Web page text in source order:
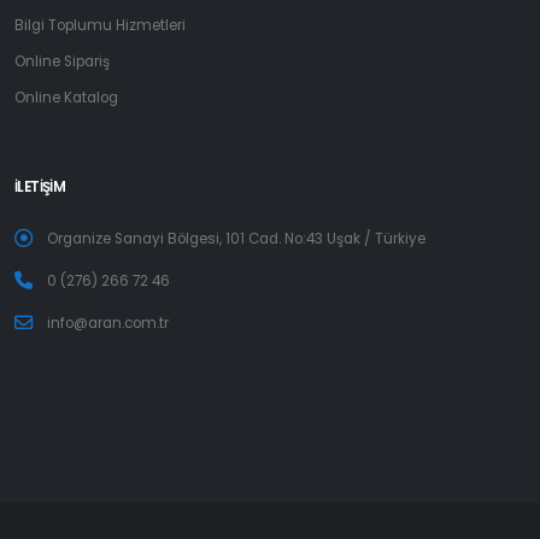
Bilgi Toplumu Hizmetleri
Online Sipariş
Online Katalog
İLETİŞİM
Organize Sanayi Bölgesi, 101 Cad. No:43 Uşak / Türkiye
0 (276) 266 72 46
info@aran.com.tr